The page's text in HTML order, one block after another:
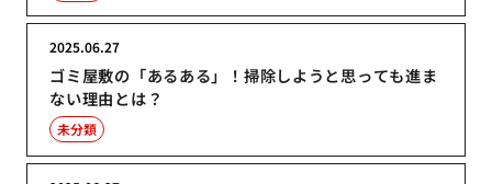
ゴミ屋敷の「あるある」！掃除しようと思っても進ま
ない理由とは？
2025.06.27
未分類